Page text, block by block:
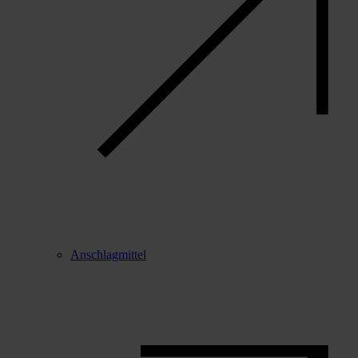
Anschlagmittel